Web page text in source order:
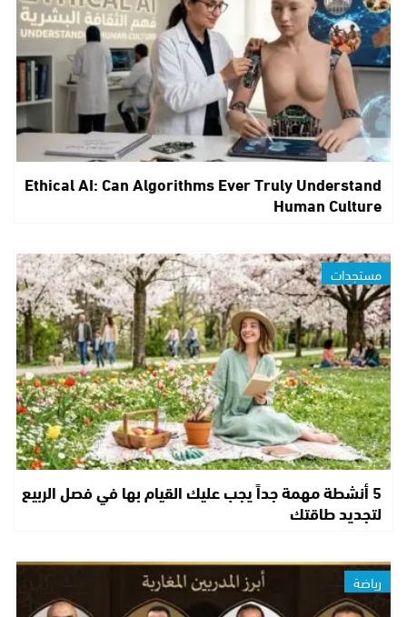
Ethical AI: Can Algorithms Ever Truly Understand
Human Culture
مستجدات
5 أنشطة مهمة جداً يجب عليك القيام بها في فصل الربيع
لتجديد طاقتك
رياضة